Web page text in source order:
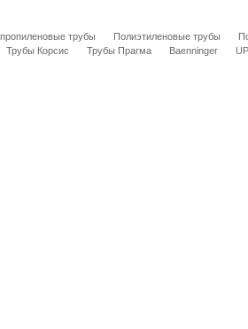
трубы Полиэтиленовые трубы
Трубы Корсис Трубы Прагма Baenninger